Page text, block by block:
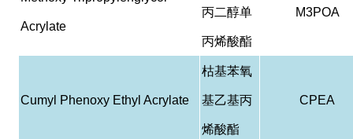
Acrylate
丙二醇单
丙烯酸酯
M3POA
Cumyl Phenoxy Ethyl Acrylate
枯基苯氧
基乙基丙
烯酸酯
CPEA